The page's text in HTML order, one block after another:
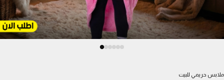
ملابس حريمي للبيت